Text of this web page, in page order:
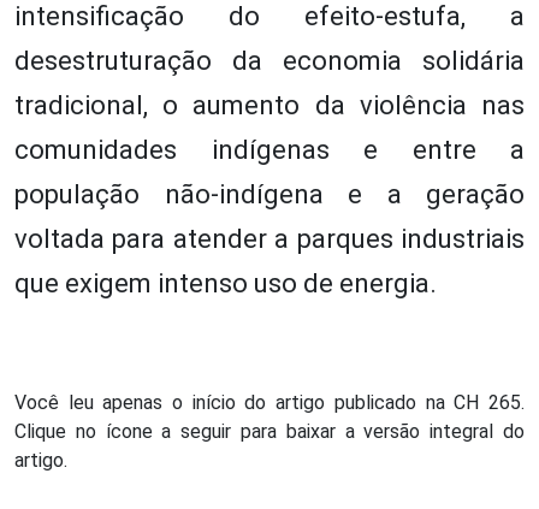
intensificação do efeito-estufa, a
desestruturação da economia solidária
tradicional, o aumento da violência nas
comunidades indígenas e entre a
população não-indígena e a geração
voltada para atender a parques industriais
que exigem intenso uso de energia.
Você leu apenas o início do artigo publicado na CH 265.
Clique no ícone a seguir para baixar a versão integral do
artigo.